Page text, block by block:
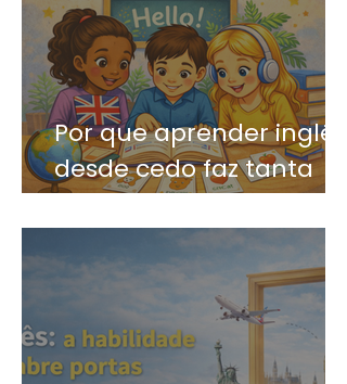
Por que aprender inglês
desde cedo faz tanta
diferença?